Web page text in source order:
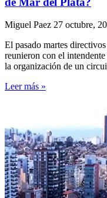
Miguel Paez 27 octubre,
El pasado martes
reunieron con el
la organización de un
Leer más »